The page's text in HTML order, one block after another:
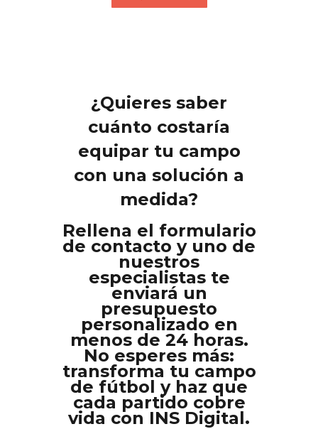
¿Quieres saber
cuánto costaría
equipar tu campo
con una solución a
medida?
Rellena el formulario
de contacto y uno de
nuestros
especialistas te
enviará un
presupuesto
personalizado en
menos de 24 horas.
No esperes más:
transforma tu campo
de fútbol y haz que
cada partido cobre
vida con INS Digital.